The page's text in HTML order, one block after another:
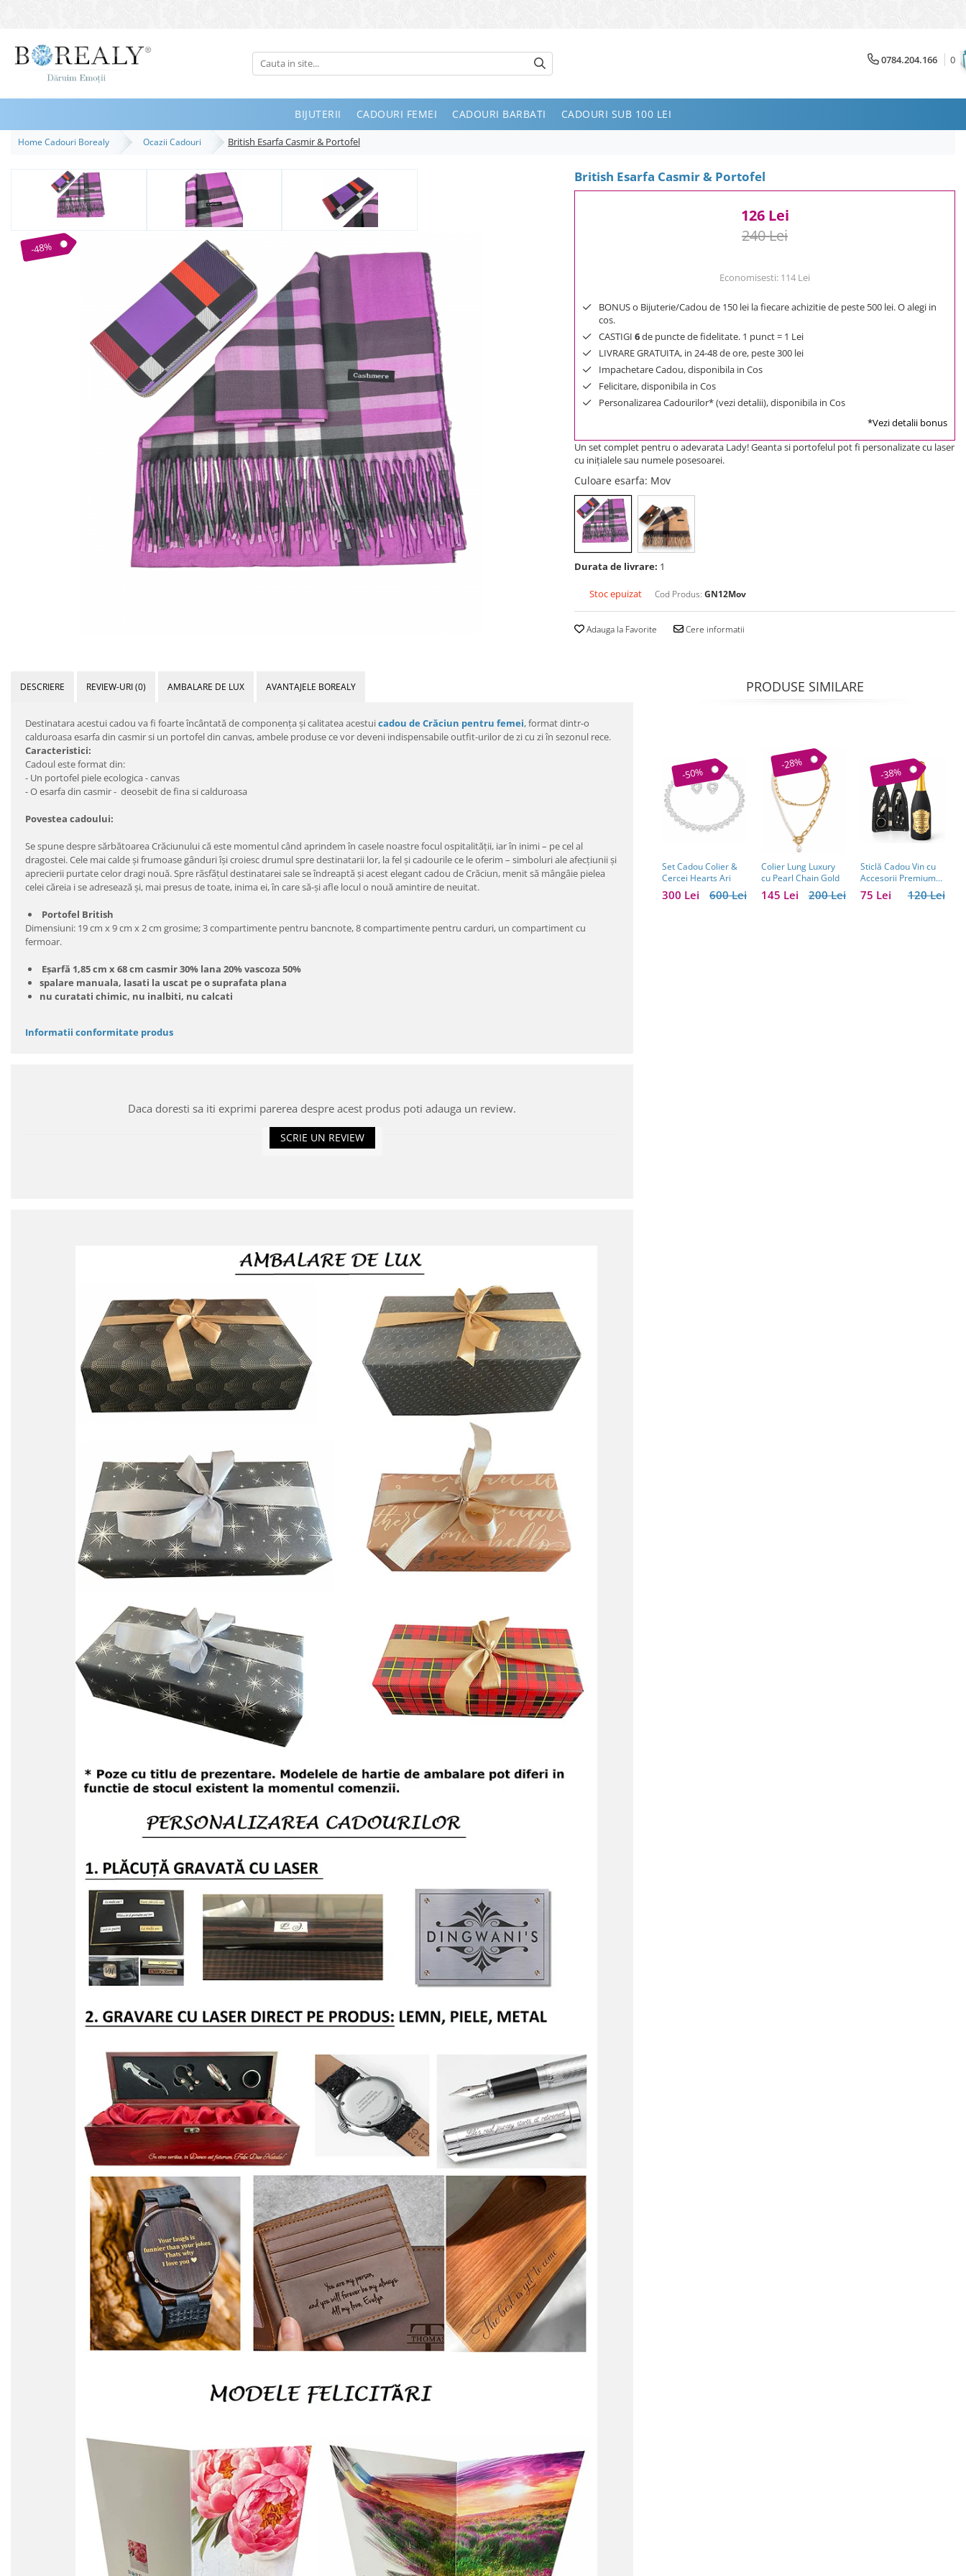
Bijuterii
Inele
Bratari
Destinatari
0784.204.166 0
BIJUTERII CADOURI FEMEI CADOURI BARBATI CADOURI SUB 100 LEI
Home Cadouri Borealy Ocazii Cadouri British Esarfa Casmir & Portofel
British Esarfa Casmir & Portofel
-48%
126 Lei
240 Lei
Economisesti: 114 Lei
BONUS o Bijuterie/Cadou de 150 lei la fiecare achizitie de peste 500 lei. O alegi in
cos.
CASTIGI 6de puncte de fidelitate. 1 punct = 1 Lei
LIVRARE GRATUITA, in 24-48 de ore, peste 300 lei
Impachetare Cadou, disponibila in Cos
Felicitare, disponibila in Cos
Personalizarea Cadourilor* (vezi detalii), disponibila in Cos
*Vezi detalii bonus
Un set complet pentru o adevarata Lady! Geanta si portofelul pot fi personalizate cu laser
cu inițialele sau numele posesoarei.
Culoare esarfa: Mov
Durata de livrare: 1
Stoc epuizat Cod Produs: GN12Mov
Adauga la Favorite Cere informatii
DESCRIERE REVIEW-URI(0) AMBALARE DE LUX AVANTAJELE BOREALY
Destinatara acestui cadou va fi foarte încântată de componenţa şi calitatea acestuicadou de Crăciun pentru femei, format dintr-o
calduroasa esarfa din casmir si un portofel din canvas, ambele produse ce vor deveni indispensabile outfit-urilor de zi cu zi în sezonul rece.
Caracteristici:
Cadoul este format din:
- Un portofel piele ecologica - canvas
- O esarfa din casmir - deosebit de fina si calduroasa
Povestea cadoului:
Se spune despre sărbătoarea Crăciunului că este momentul când aprindem în casele noastre focul ospitalităţii, iar în inimi – pe cel al
dragostei. Cele mai calde şi frumoase gânduri îşi croiesc drumul spre destinatarii lor, la fel şi cadourile ce le oferim – simboluri ale afecţiunii şi
aprecierii purtate celor dragi nouă. Spre răsfăţul destinatarei sale se îndreaptă şi acest elegant cadou de Crăciun, menit să mângâie pielea
celei căreia i se adresează şi, mai presus de toate, inima ei, în care să-şi afle locul o nouă amintire de neuitat.
Portofel British
Dimensiuni: 19 cm x 9 cm x 2 cm grosime; 3 compartimente pentru bancnote, 8 compartimente pentru carduri, un compartiment cu
fermoar.
Eșarfă 1,85 cm x 68 cm casmir 30% lana 20% vascoza 50%
spalare manuala, lasati la uscat pe o suprafata plana
nu curatati chimic, nu inalbiti, nu calcati
Informatii conformitate produs
Daca doresti sa iti exprimi parerea despre acest produs poti adauga un review.
SCRIE UN REVIEW
PRODUSE SIMILARE
-50%
Set Cadou Colier &
Cercei Hearts Ari
600 Lei
300 Lei
-28%
Colier Lung Luxury
cu Pearl Chain Gold
200 Lei
145 Lei
-38%
Sticlă Cadou Vin cu
Accesorii Premium
Personalizată – Set
Elegant pentru120 Lei
75 Lei